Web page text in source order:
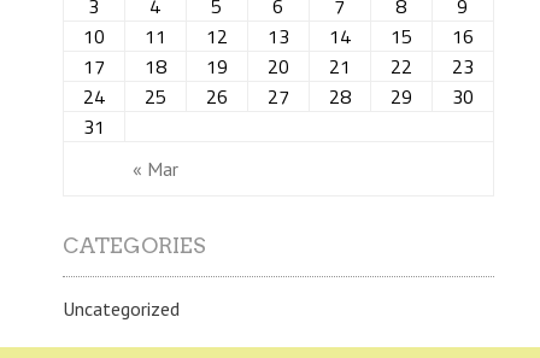
« Mar
3
4 5 6 7 8
9
10
11 12 13 14 15
16
17
18 19 20 21 22
23
24
25 26 27 28 29
30
31
CATEGORIES
Uncategorized